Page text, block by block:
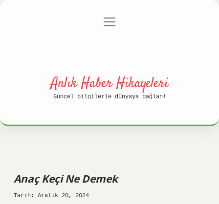
Gizlilik Politikası
menüyü
Anlık Haber Hikayeleri
Güncel bilgilerle dünyaya bağlan!
Anaç Keçi Ne Demek
Tarih: Aralık 20, 2024